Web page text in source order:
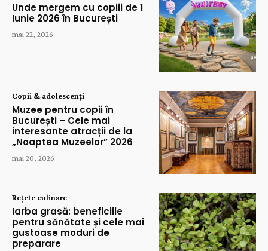
Unde mergem cu copiii de 1
Iunie 2026 în București
mai 22, 2026
Copii & adolescenți
Muzee pentru copii în
București – Cele mai
interesante atracții de la
„Noaptea Muzeelor” 2026
mai 20, 2026
Rețete culinare
Iarba grasă: beneficiile
pentru sănătate și cele mai
gustoase moduri de
preparare